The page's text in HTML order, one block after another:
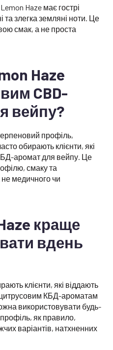
Haze має гострі
та злегка земляні ноти. Це
смак, а не проста
Haze
CBD-
вейпу?
профіль,
обирають клієнти, які
аромат для вейпу. Це
смаку та
медичного чи
краще
вдень
клієнти, які віддають
КБД-ароматам
використовувати будь-
як правило,
варіантів, натхненних